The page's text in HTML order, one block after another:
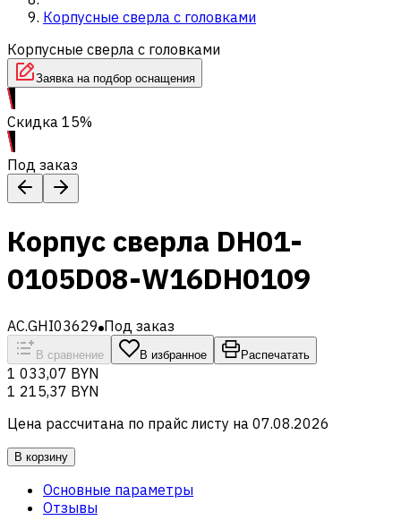
Корпусные сверла с головками
Корпусные сверла с головками
Заявка на подбор оснащения
Скидка 15%
Под заказ
Корпус сверла DH01-
0105D08-W16DH0109
AC.GHI03629 Под заказ
В сравнение В избранное Распечатать
1 033,07 BYN
1 215,37 BYN
Цена рассчитана по прайс листу на 07.08.2026
В корзину
Основные параметры
Отзывы